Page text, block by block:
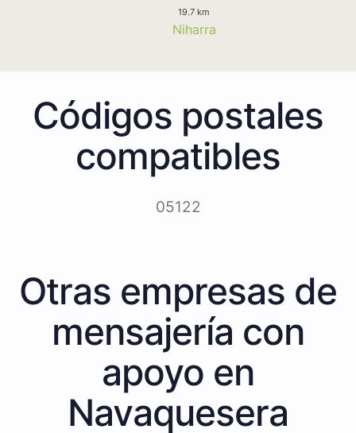
19.7 km
Niharra
Códigos postales
compatibles
05122
Otras empresas de
mensajería con
apoyo en
Navaquesera